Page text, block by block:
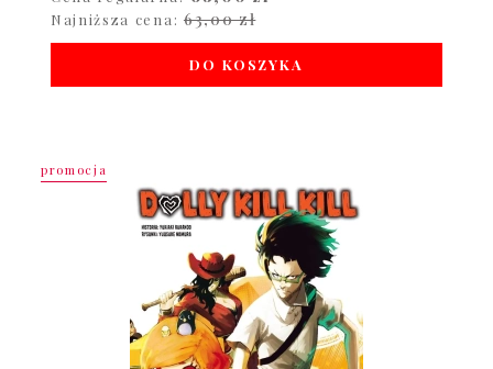
Najniższa cena: 63,00 zł
DO KOSZYKA
promocja